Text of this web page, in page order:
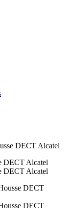
DECT Alcatel